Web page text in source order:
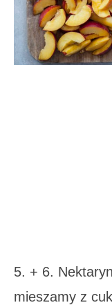
5. + 6.
mieszamy z